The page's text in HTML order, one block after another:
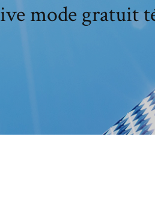
mode gratuit